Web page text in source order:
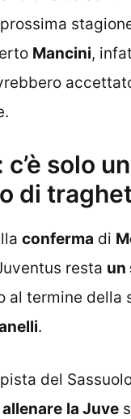
Mancini,
solo
di
conferma di
resta un
al termine della
.
del
allenare la Juve